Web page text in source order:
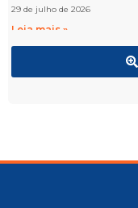
29 de julho de 2026
Leia mais »